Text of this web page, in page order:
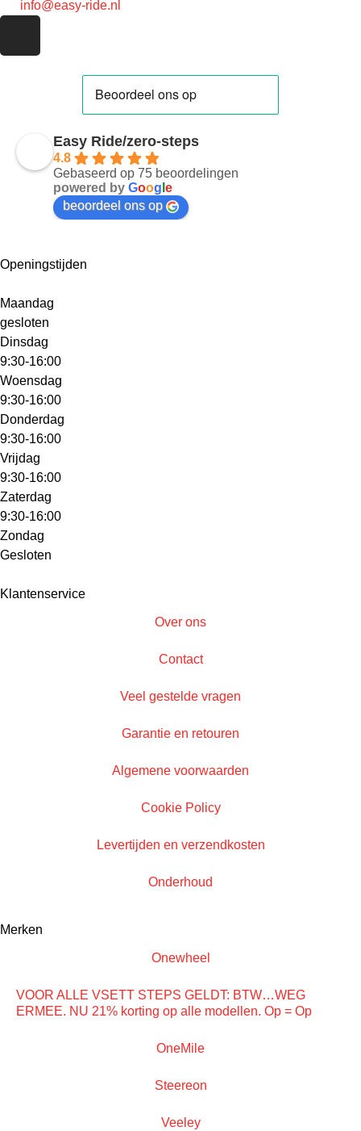
info@easy-ride.nl
Easy Ride/zero-steps
4.8
Gebaseerd op 75 beoordelingen
powered by Goog e
beoordeel ons op
Openingstijden
Maandag
gesloten
Dinsdag
9:30-16:00
Woensdag
9:30-16:00
Donderdag
9:30-16:00
Vrijdag
9:30-16:00
Zaterdag
9:30-16:00
Zondag
Gesloten
Klantenservice
Over ons
Contact
Veel gestelde vragen
Garantie en retouren
Algemene voorwaarden
Cookie Policy
Levertijden en verzendkosten
Onderhoud
Merken
Onewheel
VOOR ALLE VSETT STEPS GELDT: BTW…WEG
ERMEE. NU 21% korting op alle modellen. Op = Op
OneMile
Steereon
Veeley